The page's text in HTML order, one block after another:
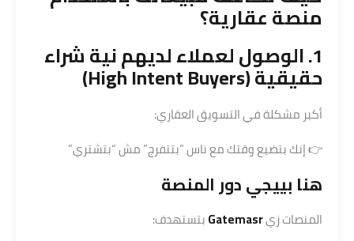
منصة عقارية؟
1. الوصول لعملاء لديهم نية
شراء
حقيقية (High Intent Buyers)
أكبر مشكلة في التسويق العقاري:
👉 إنك بتضيع وقتك مع ناس “بتتفرج” مش “بتشتري”
هنا بييجي دور المنصة
المنصات زيGatemasrبتستهدف: